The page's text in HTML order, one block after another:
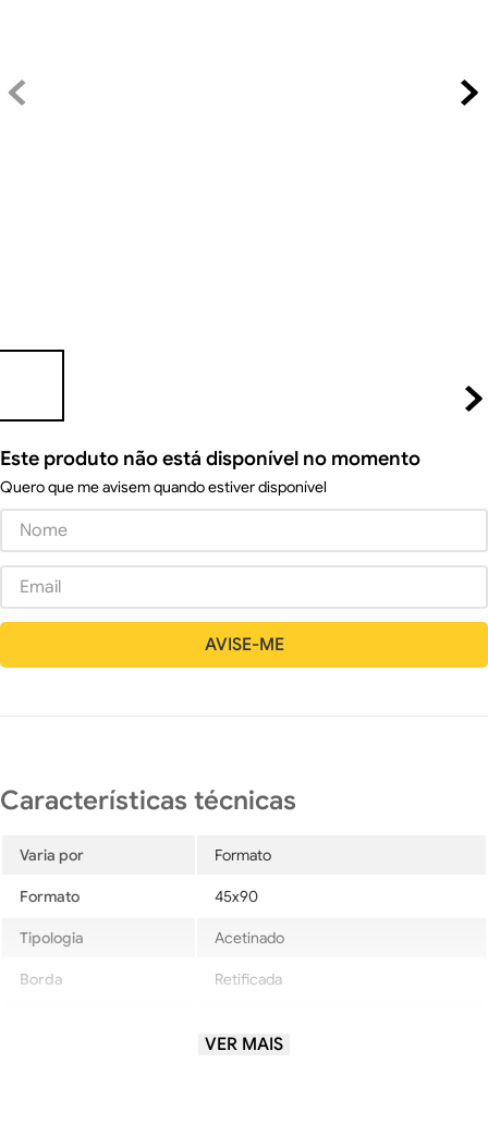
Este produto não está disponível no momento
Quero que me avisem quando estiver disponível
Varia por Formato
Formato 45x90
Tipologia Acetinado
Borda Retificada
VER MAIS